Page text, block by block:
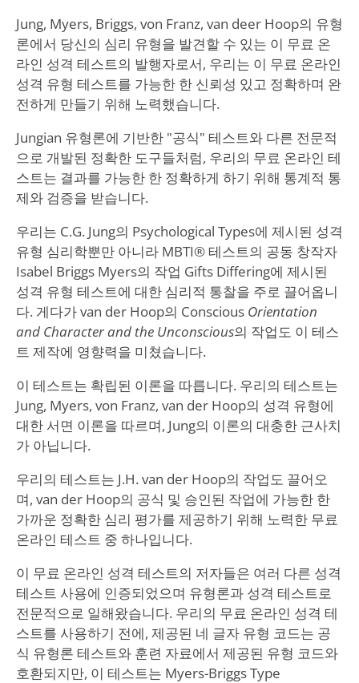
Jung, Myers, Briggs, von Franz, van deer Hoop의 유형
론에서 당신의 심리 유형을 발견할 수 있는 이 무료 온
라인 성격 테스트의 발행자로서, 우리는 이 무료 온라인
성격 유형 테스트를 가능한 한 신뢰성 있고 정확하며 완
전하게 만들기 위해 노력했습니다.
Jungian 유형론에 기반한 "공식" 테스트와 다른 전문적
으로 개발된 정확한 도구들처럼, 우리의 무료 온라인 테
스트는 결과를 가능한 한 정확하게 하기 위해 통계적 통
제와 검증을 받습니다.
우리는 C.G. Jung의 Psychological Types에 제시된 성격
유형 심리학뿐만 아니라 MBTI® 테스트의 공동 창작자
Isabel Briggs Myers의 작업 Gifts Differing에 제시된
성격 유형 테스트에 대한 심리적 통찰을 주로 끌어옵니
다. 게다가 van der Hoop의 Conscious Orientation
and Character and the Unconscious의 작업도 이 테스
트 제작에 영향력을 미쳤습니다.
이 테스트는 확립된 이론을 따릅니다. 우리의 테스트는
Jung, Myers, von Franz, van der Hoop의 성격 유형에
대한 서면 이론을 따르며, Jung의 이론의 대충한 근사치
가 아닙니다.
우리의 테스트는 J.H. van der Hoop의 작업도 끌어오
며, van der Hoop의 공식 및 승인된 작업에 가능한 한
가까운 정확한 심리 평가를 제공하기 위해 노력한 무료
온라인 테스트 중 하나입니다.
이 무료 온라인 성격 테스트의 저자들은 여러 다른 성격
테스트 사용에 인증되었으며 유형론과 성격 테스트로
전문적으로 일해왔습니다. 우리의 무료 온라인 성격 테
스트를 사용하기 전에, 제공된 네 글자 유형 코드는 공
식 유형론 테스트와 훈련 자료에서 제공된 유형 코드와
호환되지만, 이 테스트는 Myers-Briggs Type